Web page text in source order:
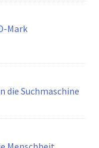
Mark
die Suchmaschine